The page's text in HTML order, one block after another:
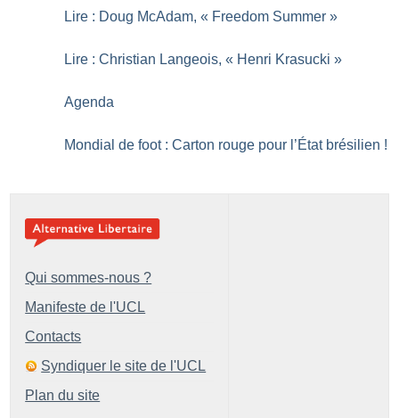
Lire : Doug McAdam, « Freedom Summer »
Lire : Christian Langeois, « Henri Krasucki »
Agenda
Mondial de foot : Carton rouge pour l’État brésilien !
Qui sommes-nous ?
Manifeste de l'UCL
Contacts
Syndiquer le site de l'UCL
Plan du site